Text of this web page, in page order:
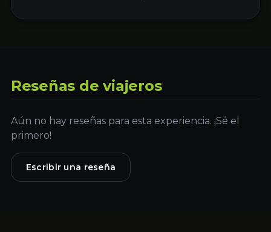
Reseñas de viajeros
Aún no hay reseñas para esta experiencia. ¡Sé el
primero!
Escribir una reseña